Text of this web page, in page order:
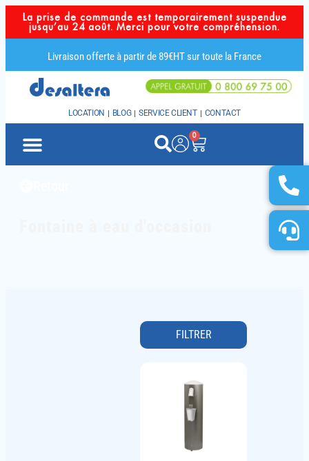
La prise de commande est temporairement suspendue
jusqu’au 24 août. Merci pour votre compréhension.
Livraison offerte à partir de 89€HT sur toute la France
LOCATION BLOG SERVICE CLIENT CONTACT
0
FILTRER